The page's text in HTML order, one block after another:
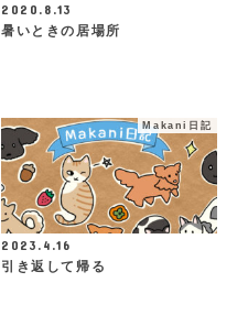
2020.8.13
暑いときの居場所
Makani日記
2023.4.16
引き返して帰る